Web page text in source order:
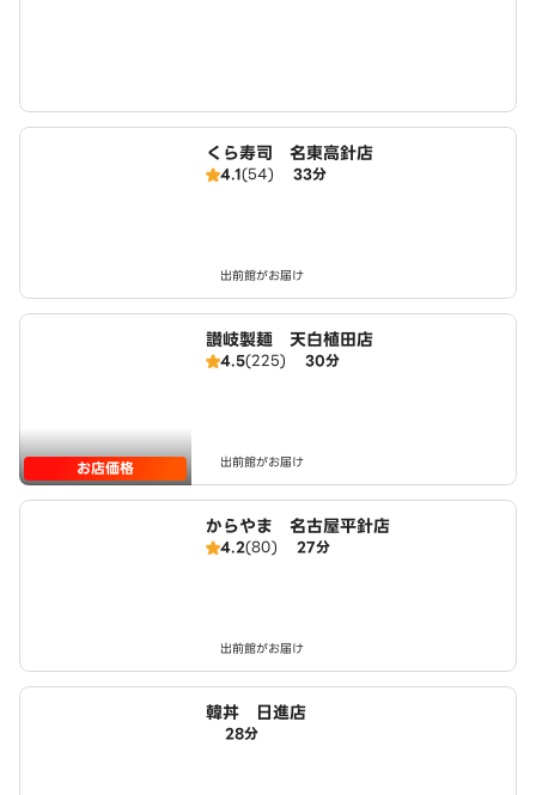
くら寿司 名東高針店
4.1(54) 33分
出前館がお届け
お店価格
讃岐製麺 天白植田店
4.5(225) 30分
出前館がお届け
からやま 名古屋平針店
4.2(80) 27分
出前館がお届け
韓丼 日進店
28分